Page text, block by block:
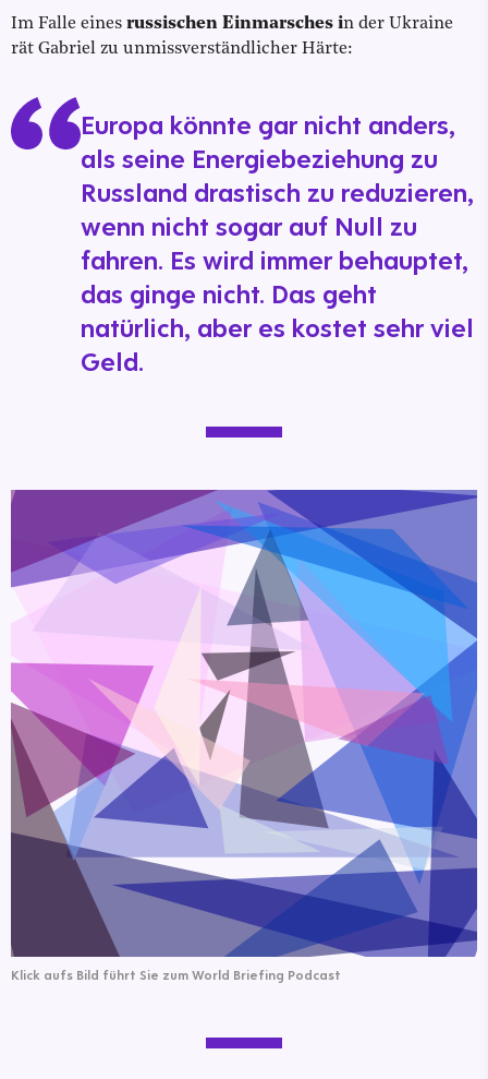
Im Falle eines russischen Einmarsches in der Ukraine
rät Gabriel zu unmissverständlicher Härte:
Europa könnte gar nicht anders,
als seine Energiebeziehung zu
Russland drastisch zu reduzieren,
wenn nicht sogar auf Null zu
fahren. Es wird immer behauptet,
das ginge nicht. Das geht
natürlich, aber es kostet sehr viel
Geld.
Klick aufs Bild führt Sie zum World Briefing Podcast